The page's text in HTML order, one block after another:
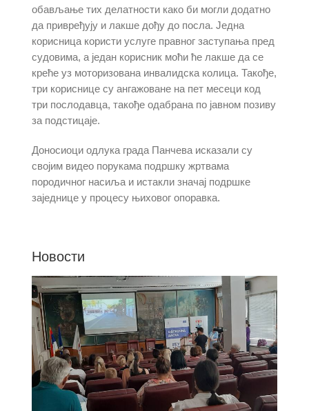
обављање тих делатности како би могли додатно
да привређују и лакше дођу до посла. Једна
корисница користи услуге правног заступања пред
судовима, а један корисник моћи ће лакше да се
креће уз моторизована инвалидска колица. Такође,
три кориснице су ангажоване на пет месеци код
три послодавца, такође одабрана по јавном позиву
за подстицаје.
Доносиоци одлука града Панчева исказали су
својим видео порукама подршку жртвама
породичног насиља и истакли значај подршке
заједнице у процесу њиховог опоравка.
Новости